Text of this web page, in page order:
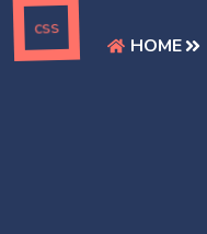
HOME
css